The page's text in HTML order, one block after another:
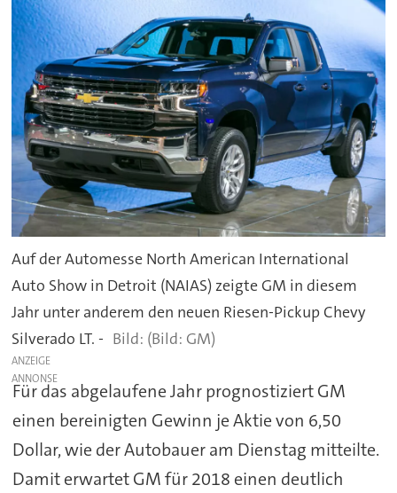
Auf der Automesse North American International
Auto Show in Detroit (NAIAS) zeigte GM in diesem
Jahr unter anderem den neuen Riesen-Pickup Chevy
Silverado LT. -
(Bild: GM)
ANZEIGE
Für das abgelaufene Jahr prognostiziert GM
einen bereinigten Gewinn je Aktie von 6,50
Dollar, wie der Autobauer am Dienstag mitteilte.
Damit erwartet GM für 2018 einen deutlich